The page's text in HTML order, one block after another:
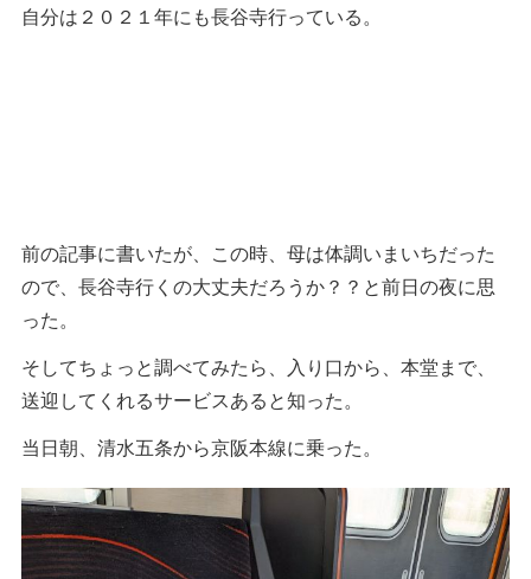
自分は２０２１年にも長谷寺行っている。
前の記事に書いたが、この時、母は体調いまいちだった
ので、長谷寺行くの大丈夫だろうか？？と前日の夜に思
った。
そしてちょっと調べてみたら、入り口から、本堂まで、
送迎してくれるサービスあると知った。
当日朝、清水五条から京阪本線に乗った。